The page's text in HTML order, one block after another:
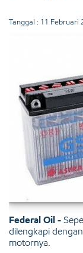
Tanggal : 11 Februari
Federal Oil -
dilengkapi
motornya.